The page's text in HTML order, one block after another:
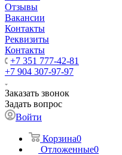
Отзывы
Вакансии
Контакты
Реквизиты
Контакты
+7 351 777-42-81
+7 904 307-97-97
Заказать звонок
Задать вопрос
Войти
Корзина0
Отложенные0